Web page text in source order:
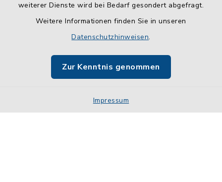
weiterer Dienste wird bei Bedarf gesondert abgefragt.
Weitere Informationen finden Sie in unseren
Datenschutzhinweisen.
Zur Kenntnis genommen
Impressum
Barrierefreiheit
Impressum
Sitemap